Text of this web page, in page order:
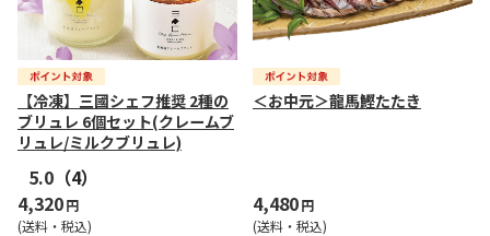
【冷凍】三國シェフ推奨 2種の
ブリュレ 6個セット(クレームブ
リュレ/ミルクブリュレ)
5.0 （4）
4,320円
(送料・税込)
＜お中元＞龍馬鰹たたき
4,480円
(送料・税込)